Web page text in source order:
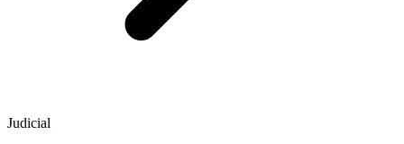
Judicial